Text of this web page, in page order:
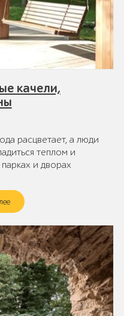
качели,
расцветает, а люди
теплом и
и дворах